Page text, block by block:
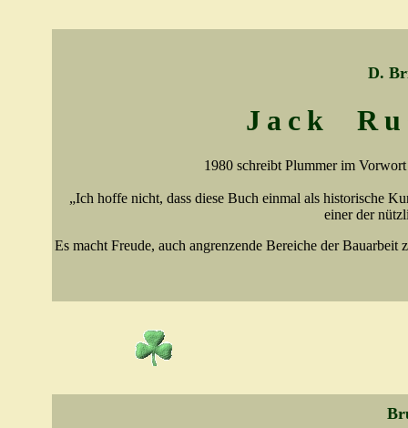
D.
Jack
1980 schreibt Plummer im
„Ich hoffe nicht, dass diese Buch einmal als historische
einer der
Es macht Freude, auch angrenzende Bereiche der